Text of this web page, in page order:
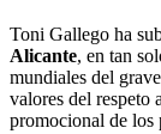
Toni Gallego ha
Alicante, en tan
mundiales del
valores del respeto
promocional de los